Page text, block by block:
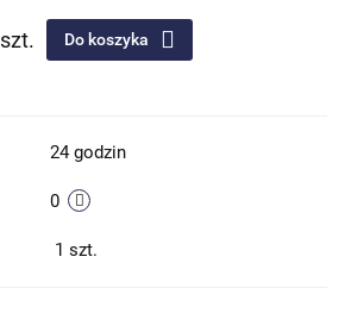
szt. Do koszyka
24 godzin
0
1 szt.